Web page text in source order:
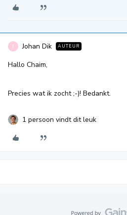
J Johan Dik AUTEUR
Hallo Chaim,
Precies wat ik zocht ;-)! Bedankt.
1 persoon vindt dit leuk